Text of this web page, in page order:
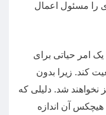
را مسئول اعمال
امر حیاتی برای
کند. زیرا بدون
نخواهند شد. دلیلی که
هیچکس آن اندازه